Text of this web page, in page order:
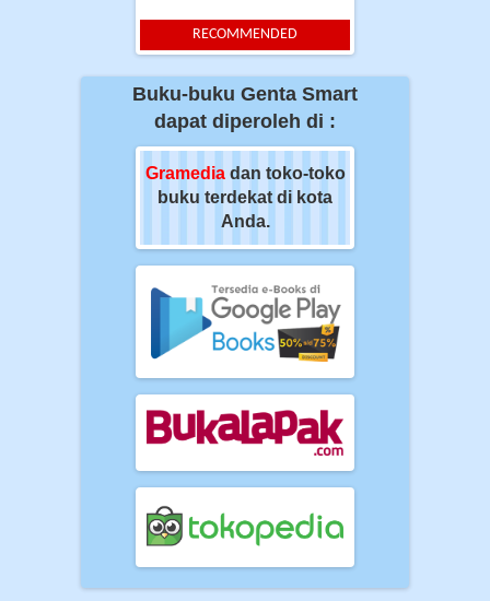
RECOMMENDED
Buku-buku Genta Smart
dapat diperoleh di :
Gramedia dan toko-toko
buku terdekat di kota
Anda.